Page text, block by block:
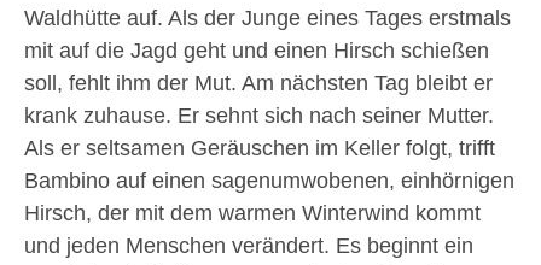
Waldhütte auf. Als der Junge eines Tages erstmals
mit auf die Jagd geht und einen Hirsch schießen
soll, fehlt ihm der Mut. Am nächsten Tag bleibt er
krank zuhause. Er sehnt sich nach seiner Mutter.
Als er seltsamen Geräuschen im Keller folgt, trifft
Bambino auf einen sagenumwobenen, einhörnigen
Hirsch, der mit dem warmen Winterwind kommt
und jeden Menschen verändert. Es beginnt ein